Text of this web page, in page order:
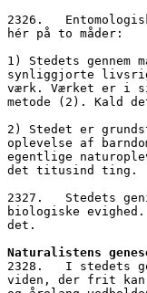
2326.
hér på to måder:
1) Stedets gennem
synliggjorte
værk. Værket er i
metode (2). Kald
2) Stedet er
oplevelse af
egentlige
det titusind ting.
2327.   Stedets
biologiske evighed.
det.
Naturalistens
2328.   I stedets
viden, der frit kan